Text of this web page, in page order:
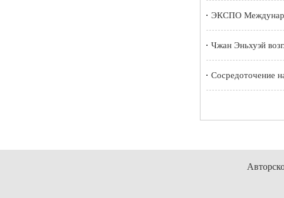
ЭКСПО
Чжан Эньхуэй
Сосредоточение